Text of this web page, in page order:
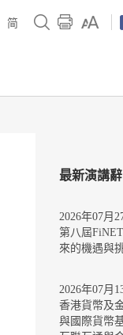
简
最新演講辭
2026年07月
第八屆
來的機遇與
2026年07月
香港貨幣及
與國際貨幣